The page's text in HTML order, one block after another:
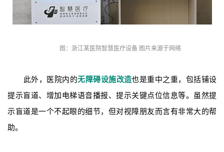
图：浙江某医院智慧医疗设备 图片来源于网络
此外，医院内的无障碍设施改造也是重中之重，包括铺设
提示盲道、增加电梯语音播报、提示关键点位信息等。虽然提
示盲道是一个不起眼的细节，但对视障朋友而言有非常大的帮
助。